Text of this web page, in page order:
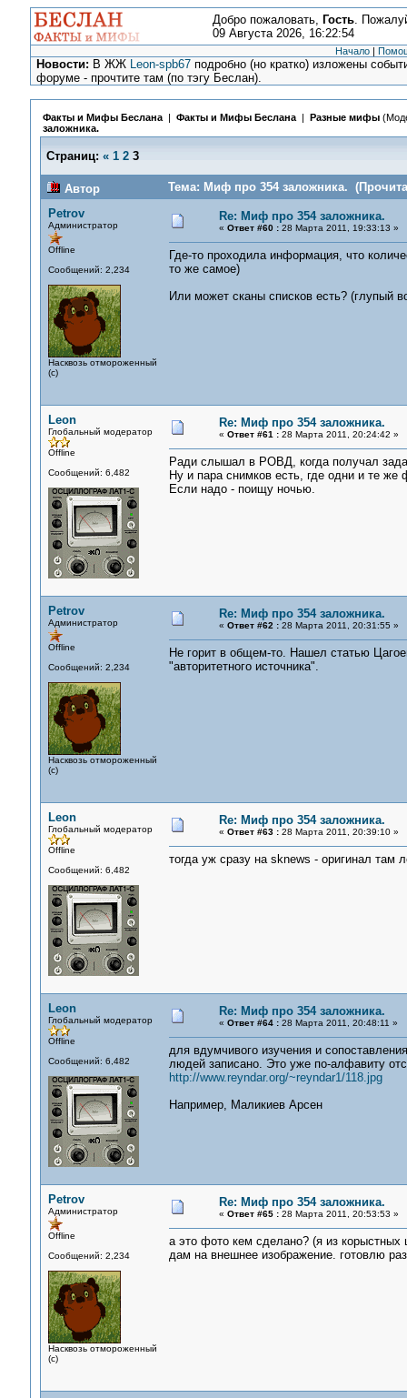
Добро пожаловать, Гость.
09 Августа 2026, 16:22:54
Начало |
Новости: В ЖЖ Leon-spb67 подробно (но кратко) изложены
форуме - прочтите там (по тэгу Беслан).
Факты и Мифы Беслана| Факты и Мифы Беслана| Разные мифы
заложника.
Страниц: « 1 2 3
Автор
Тема: Миф про 354 заложника.
Petrov
Администратор
Offline
Сообщений: 2,234
Насквозь отмороженный
(с)
Re: Миф про 354 заложника.
« Ответ #60 :28 Марта 2011, 19:33:13 »
Где-то проходила информация, что
то же самое)
Или может сканы списков есть? (глупый
Leon
Глобальный модератор
Offline
Сообщений: 6,482
Re: Миф про 354 заложника.
« Ответ #61 :28 Марта 2011, 20:24:42 »
Ради слышал в РОВД, когда получал
Ну и пара снимков есть, где одни и те же
Если надо - поищу ночью.
Petrov
Администратор
Offline
Сообщений: 2,234
Насквозь отмороженный
(с)
Re: Миф про 354 заложника.
« Ответ #62 :28 Марта 2011, 20:31:55 »
Не горит в общем-то. Нашел статью
"авторитетного источника".
Leon
Глобальный модератор
Offline
Сообщений: 6,482
Re: Миф про 354 заложника.
« Ответ #63 :28 Марта 2011, 20:39:10 »
тогда уж сразу на sknews - оригинал там
Leon
Глобальный модератор
Offline
Сообщений: 6,482
Re: Миф про 354 заложника.
« Ответ #64 :28 Марта 2011, 20:48:11 »
для вдумчивого изучения и
людей записано. Это уже по-алфавиту
http://www.reyndar.org/~reyndar1/118.jpg
Например, Маликиев Арсен
Petrov
Администратор
Offline
Сообщений: 2,234
Насквозь отмороженный
(с)
Re: Миф про 354 заложника.
« Ответ #65 :28 Марта 2011, 20:53:53 »
а это фото кем сделано? (я из корыстных
дам на внешнее изображение. готовлю